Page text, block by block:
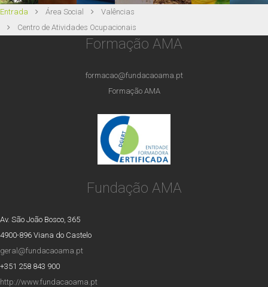
Entrada Área Social
Valências
Centro de Atividades Ocupacionais
Formação AMA
formacao@fundacaoama.pt
Formação AMA
Fundação AMA
Av. São João Bosco, 365
4900-896 Viana do Castelo
geral@fundacaoama.pt
+351 258 843 900
http://www.fundacaoama.pt